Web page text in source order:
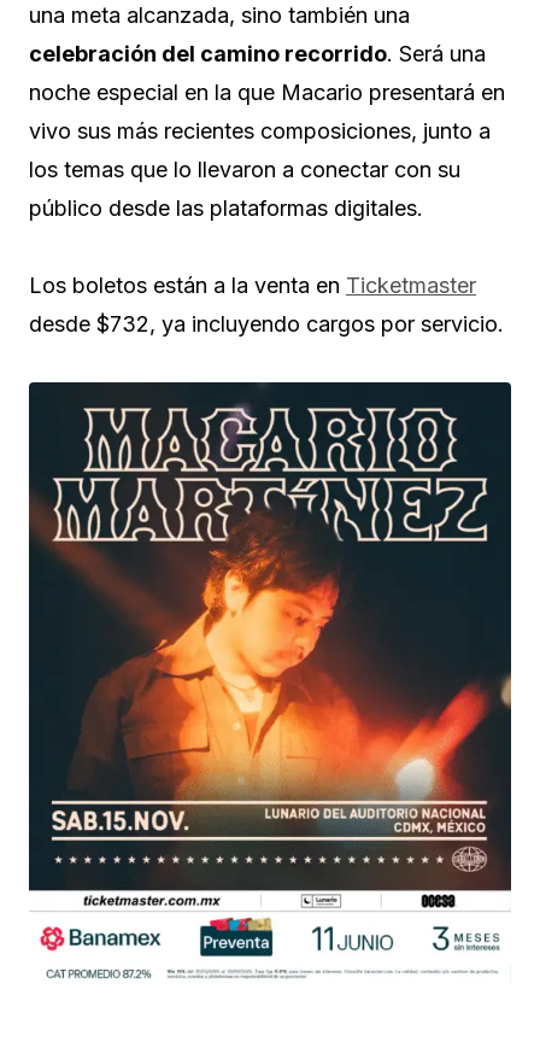
una meta alcanzada, sino también una
celebración del camino recorrido. Será una
noche especial en la que Macario presentará en
vivo sus más recientes composiciones, junto a
los temas que lo llevaron a conectar con su
público desde las plataformas digitales.
Los boletos están a la venta en Ticketmaster
desde $732, ya incluyendo cargos por servicio.